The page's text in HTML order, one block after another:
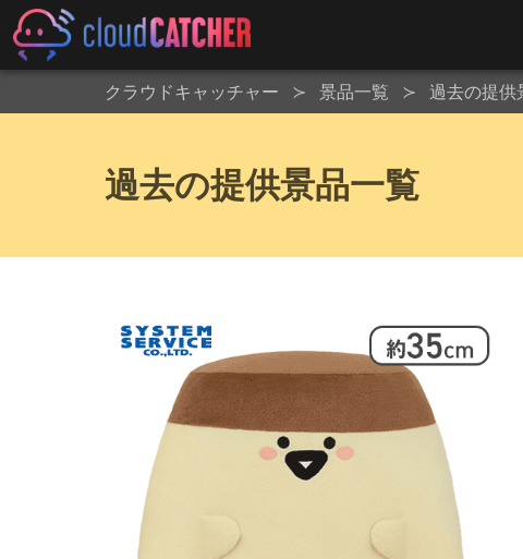
クラウドキャッチャー 景品一覧 過去の提供
過去の提供景品一覧